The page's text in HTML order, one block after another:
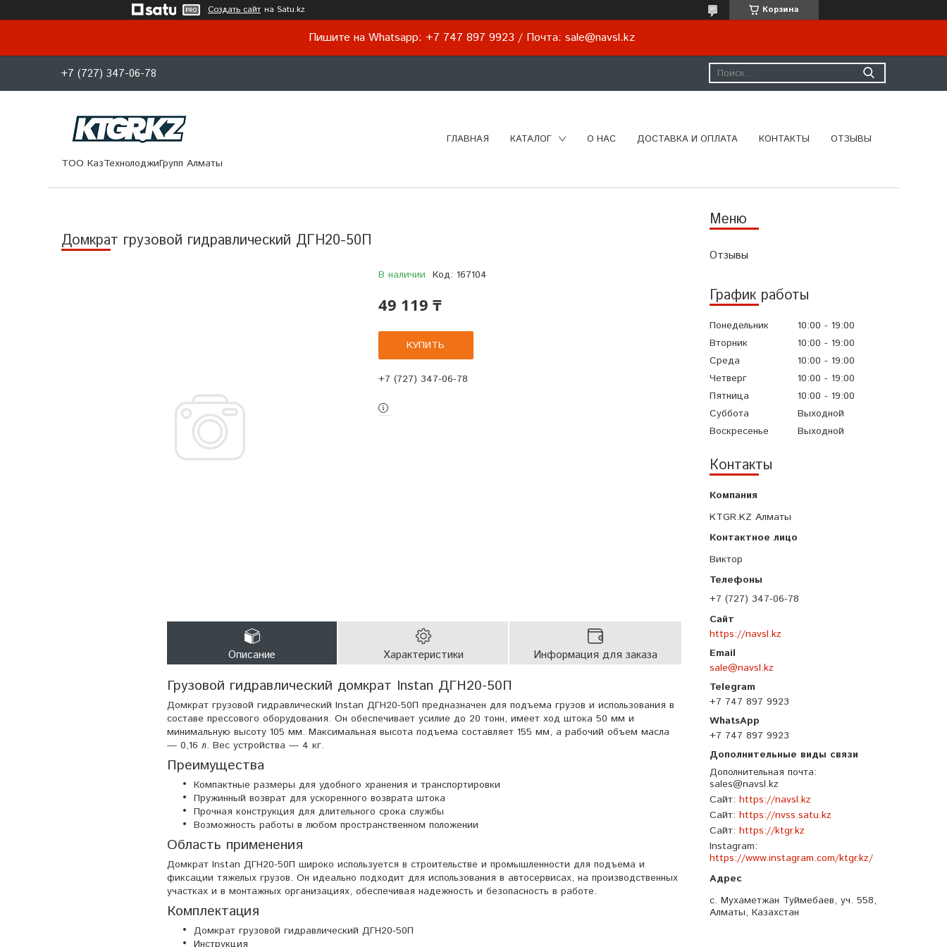
Создать сайт на Satu.kz Корзина
Пишите на Whatsapp: +7 747 897 9923 / Почта: sale@navsl.kz
+7 (727) 347-06-78
ТОО КазТехнолоджиГрупп Алматы
ГЛАВНАЯ КАТАЛОГ О НАС ДОСТАВКА И ОПЛАТА КОНТАКТЫ ОТЗЫВЫ
Отзывы
График работы
Понедельник 10:00
19:00
Вторник
10:00
19:00
Среда
10:00
19:00
Четверг
10:00
19:00
Пятница
10:00
19:00
Суббота
Выходной
Воскресенье
Выходной
Контакты
KTGR.KZ Алматы
Виктор
+7 (727) 347-06-78
https://navsl.kz
sale@navsl.kz
+7 747 897 9923
+7 747 897 9923
Дополнительная почта
sales@navsl.kz
Сайт https://navsl.kz
Сайт https://nvss.satu.kz
Сайт https://ktgr.kz
Instagram
https://www.instagram.com/ktgr.kz/
с. Мухаметжан Туймебаев, уч. 558,
Алматы, Казахстан
Домкрат грузовой гидравлический ДГН20-50П
В наличии Код: 167104
49 119 ₸
КУПИТЬ
+7 (727) 347-06-78
Описание Характеристики Информация для заказа
Грузовой гидравлический домкрат Instan ДГН20-50П
Домкрат грузовой гидравлический Instan ДГН20-50П предназначен для подъема грузов и использования в
составе прессового оборудования. Он обеспечивает усилие до 20 тонн, имеет ход штока 50 мм и
минимальную высоту 105 мм. Максимальная высота подъема составляет 155 мм, а рабочий объем масла
— 0,16 л. Вес устройства — 4 кг.
Преимущества
Компактные размеры для удобного хранения и транспортировки
Пружинный возврат для ускоренного возврата штока
Прочная конструкция для длительного срока службы
Возможность работы в любом пространственном положении
Область применения
Домкрат Instan ДГН20-50П широко используется в строительстве и промышленности для подъема и
фиксации тяжелых грузов. Он идеально подходит для использования в автосервисах, на производственных
участках и в монтажных организациях, обеспечивая надежность и безопасность в работе.
Комплектация
Домкрат грузовой гидравлический ДГН20-50П
Инструкция